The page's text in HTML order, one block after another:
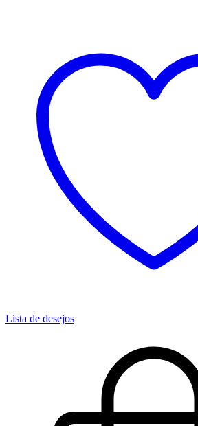
Lista de desejos